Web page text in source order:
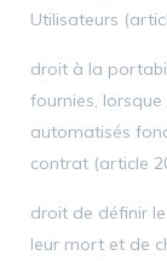
Utilisateurs
droit à la
fournies,
automatisés
contrat (article
droit de définir
leur mort et de